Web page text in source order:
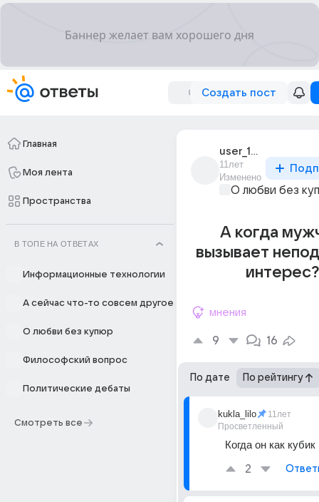
Создать пост
Главная
Моя лента
Пространства
В ТОПЕ НА ОТВЕТАХ
Информационные технологии
А сейчас что-то совсем другое
О любви без купюр
Философский вопрос
Политические дебаты
Смотреть все
user_104012060
11лет
Изменено
О любви без
А когда
вызывает
мнения
9 16
По дате По рейтингу
kukla_lilo
Просветленный
11лет
Когда он как
2